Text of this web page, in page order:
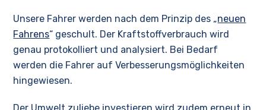
Unsere Fahrer werden nach dem Prinzip des „neuen
Fahrens“ geschult. Der Kraftstoffverbrauch wird
genau protokolliert und analysiert. Bei Bedarf
werden die Fahrer auf Verbesserungsmöglichkeiten
hingewiesen.
Der Umwelt zuliebe investieren wird zudem erneut in